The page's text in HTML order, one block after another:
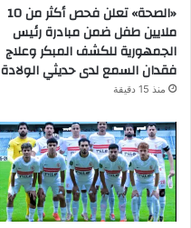
«الصحة» تعلن فحص أكثر من 10
ملايين طفل ضمن مبادرة رئيس
الجمهورية للكشف المبكر وعلاج
فقدان السمع لدى حديثي الولادة
منذ 15 دقيقة